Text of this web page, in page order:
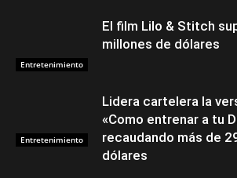
Entretenimiento
El film Lilo & Stitch
millones de dólares
Entretenimiento
Lidera cartelera la
«Como entrenar a tu
recaudando más de
dólares